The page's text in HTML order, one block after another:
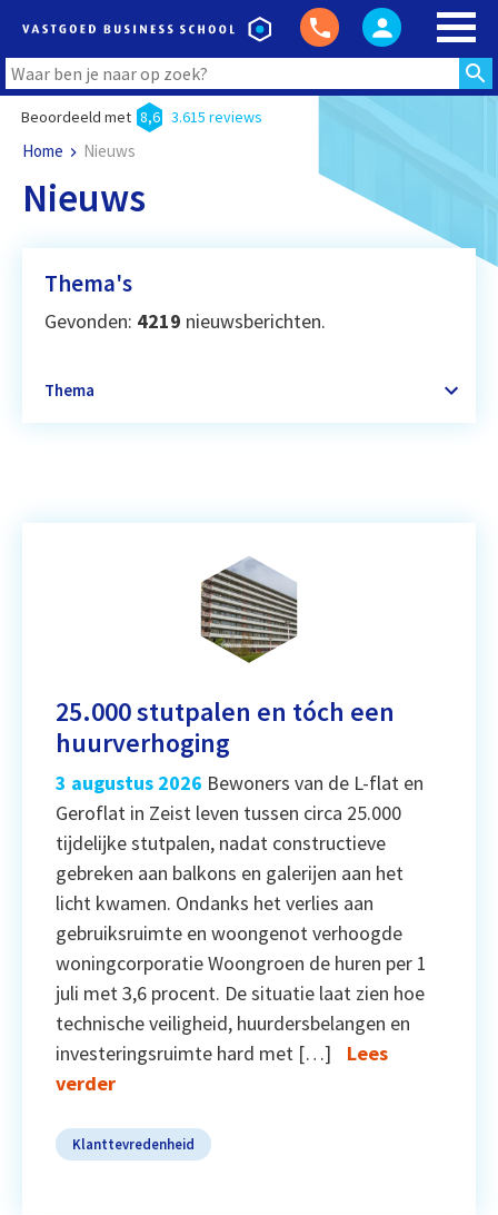
Beoordeeld met 8,6 3.615 reviews
Home Nieuws
Nieuws
Thema's
Gevonden: 4219 nieuwsberichten.
Thema
25.000 stutpalen en tóch een
huurverhoging
3 augustus 2026 Bewoners van de L-flat en
Geroflat in Zeist leven tussen circa 25.000
tijdelijke stutpalen, nadat constructieve
gebreken aan balkons en galerijen aan het
licht kwamen. Ondanks het verlies aan
gebruiksruimte en woongenot verhoogde
woningcorporatie Woongroen de huren per 1
juli met 3,6 procent. De situatie laat zien hoe
technische veiligheid, huurdersbelangen en
investeringsruimte hard met […]
Lees
verder
Klanttevredenheid